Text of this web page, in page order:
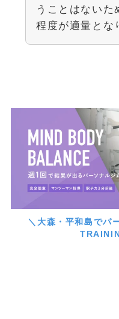
うことはないた
程度が適量とな
＼大森・平和島でパ